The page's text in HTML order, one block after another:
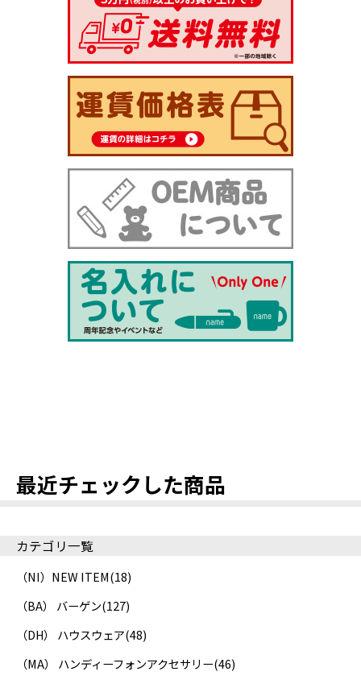
最近チェックした商品
カテゴリ一覧
（NI）NEW ITEM(18)
（BA） バーゲン(127)
（DH） ハウスウェア(48)
（MA） ハンディーフォンアクセサリー(46)